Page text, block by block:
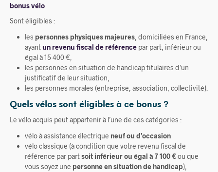
bonus vélo
Sont éligibles :
les personnes physiques majeures, domiciliées en France,
ayant un revenu fiscal de référencepar part, inférieur ou
égal à 15 400 €,
les personnes en situation de handicap titulaires d’un
justificatif de leur situation,
les personnes morales (entreprise, association, collectivité).
Quels vélos sont éligibles à ce bonus ?
Le vélo acquis peut appartenir à l’une de ces catégories :
vélo à assistance électrique neuf ou d’occasion
vélo classique (à condition que votre revenu fiscal de
référence par partsoit inférieur ou égal à 7 100 € ou que
vous soyez une personne en situation de handicap),